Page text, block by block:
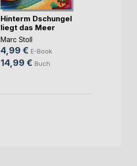
Hinterm Dschungel
liegt das Meer
Marc Stoll
4,99 € E-Book
14,99 € Buch